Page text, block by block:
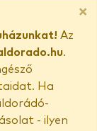
×
Az
.
Ha
- ilyen